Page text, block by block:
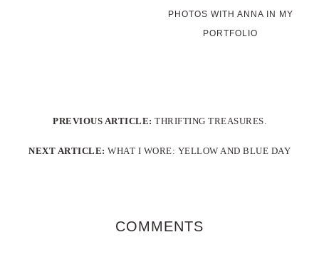
PHOTOS WITH ANNA IN MY
PORTFOLIO
PREVIOUS ARTICLE: THRIFTING TREASURES.
NEXT ARTICLE: WHAT I WORE: YELLOW AND BLUE DAY
COMMENTS